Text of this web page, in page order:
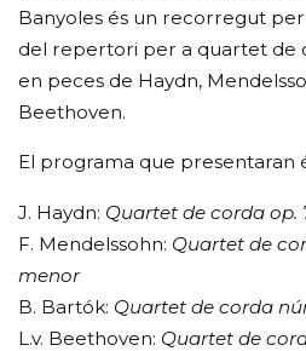
Banyoles és un recorregut per
del repertori per a quartet de
en peces de Haydn,
Beethoven.
El programa que presentaran
J. Haydn: Quartet de corda op.
F. Mendelssohn: Quartet de
menor
B. Bartók: Quartet de corda
L.v. Beethoven: Quartet de